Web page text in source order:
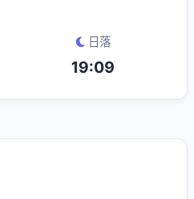
日落
19:09